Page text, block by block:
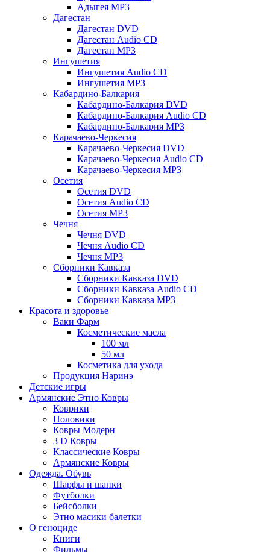
Адыгея MP3
Дагестан
Дагестан DVD
Дагестан Audio CD
Дагестан MP3
Ингушетия
Ингушетия Audio CD
Ингушетия MP3
Кабардино-Балкария
Кабардино-Балкария DVD
Кабардино-Балкария Audio CD
Кабардино-Балкария MP3
Карачаево-Черкесия
Карачаево-Черкесия DVD
Карачаево-Черкесия Audio CD
Карачаево-Черкесия MP3
Осетия
Осетия DVD
Осетия Audio CD
Осетия MP3
Чечня
Чечня DVD
Чечня Audio CD
Чечня MP3
Сборники Кавказа
Сборники Кавказа DVD
Сборники Кавказа Audio CD
Сборники Кавказа MP3
Красота и здоровье
Ваки Фарм
Косметические масла
100 мл
50 мл
Косметика для ухода
Продукция Наринэ
Детские игры
Армянские Этно Ковры
Коврики
Половики
Ковры Модерн
3 D Ковры
Классические Ковры
Армянские Ковры
Одежда. Обувь
Шарфы и шапки
Футболки
Бейсболки
Этно масики балетки
О геноциде
Книги
Фильмы